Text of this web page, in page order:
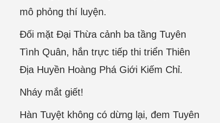
mô phỏng thí luyện.
Đối mặt Đại Thừa cảnh ba tầng Tuyên
Tình Quân, hắn trực tiếp thi triển Thiên
Địa Huyền Hoàng Phá Giới Kiếm Chỉ.
Nháy mắt giết!
Hàn Tuyệt không có dừng lại, đem Tuyên